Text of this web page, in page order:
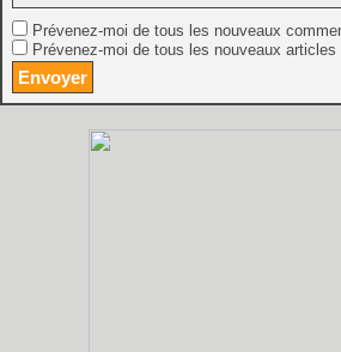
Prévenez-moi de tous les nouveaux
Prévenez-moi de tous les nouveaux articles